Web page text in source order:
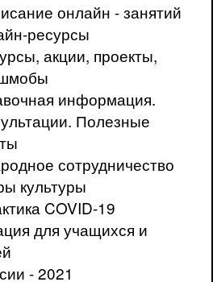
онлайн - занятий
ресурсы
акции, проекты,
информация.
Полезные
сотрудничество
культуры
COVID-19
для учащихся и
- 2021